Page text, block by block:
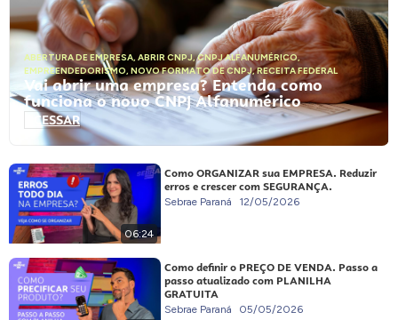
ABERTURA DE EMPRESA, ABRIR CNPJ,CNPJ ALFANUMÉRICO,
EMPREENDEDORISMO, NOVO FORMATO DE CNPJ,RECEITA FEDERAL
Vai abrir uma empresa? Entenda como
funciona o novo CNPJ Alfanumérico
ACESSAR
06:24
Como ORGANIZAR sua EMPRESA. Reduzir
erros e crescer com SEGURANÇA.
Sebrae Paraná 12/05/2026
Como definir o PREÇO DE VENDA. Passo a
passo atualizado com PLANILHA
GRATUITA
Sebrae Paraná 05/05/2026